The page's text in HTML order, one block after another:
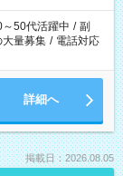
～50代活躍中 / 副
大量募集 / 電話対応
詳細へ
掲載日：2026.08.05